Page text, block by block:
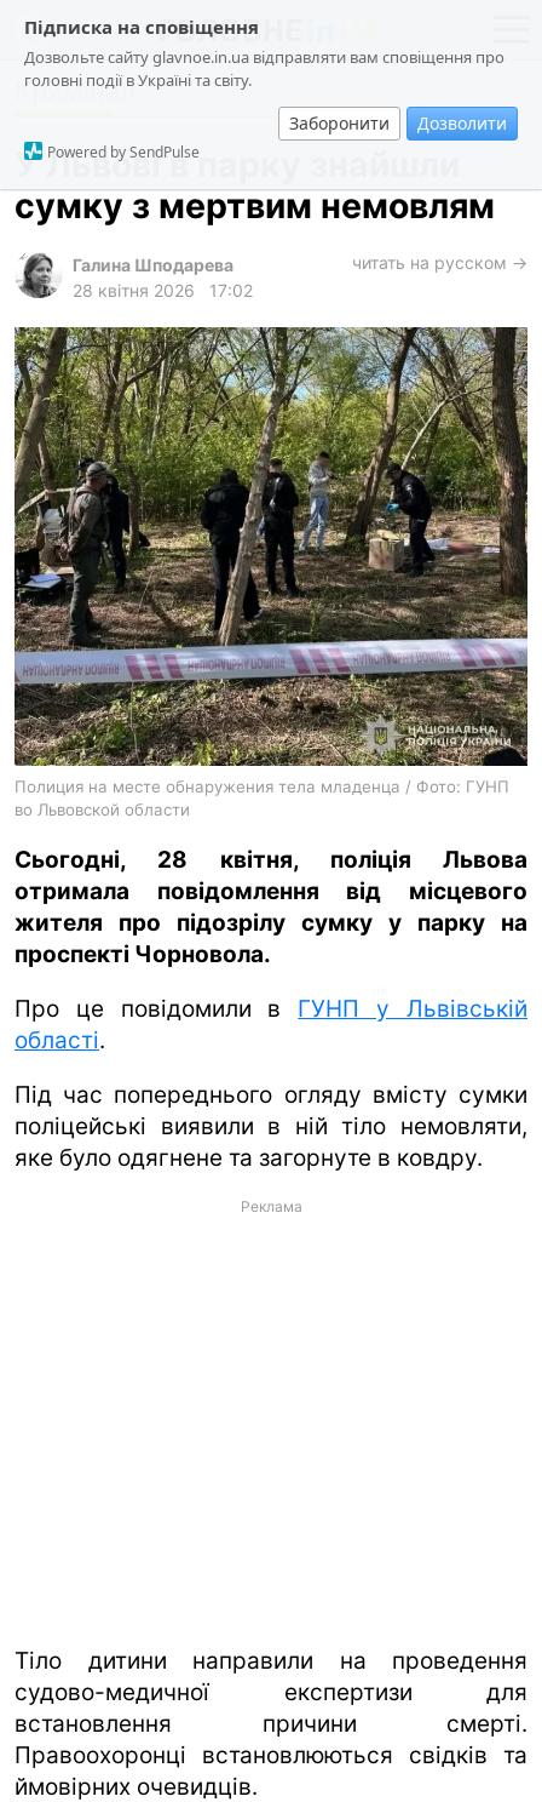
Підписка на сповіщення
Дозвольте сайту glavnoe.in.ua відправляти вам сповіщення про
головні події в Україні та світу.
Заборонити Дозволити
Powered by SendPulse
новини
про проєкт
суспільство
події
кримінал
спорт
лонгріди
харків
архів
gambling
ua ru en
Кримінал
У Львові в парку знайшли
сумку з мертвим немовлям
Галина Шподарева
28 квітня 2026
17:02
читать на русском →
Полиция на месте обнаружения тела младенца / Фото: ГУНП
во Львовской области
Сьогодні, 28 квітня, поліція Львова
отримала повідомлення від місцевого
жителя про підозрілу сумку у парку на
проспекті Чорновола.
Про це повідомили в ГУНП у Львівській
області.
Під час попереднього огляду вмісту сумки
поліцейські виявили в ній тіло немовляти,
яке було одягнене та загорнуте в ковдру.
Реклама
Тіло дитини направили на проведення
судово-медичної експертизи для
встановлення причини смерті.
Правоохоронці встановлюються свідків та
ймовірних очевидців.